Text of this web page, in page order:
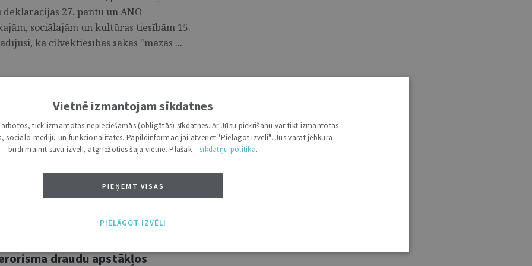
27. pantu un ANO
sociālajām un kultūras tiesībām 15.
ka cilvēktiesības sākas "mazās ...
sporta klubiem
privātie sporta klubi Latvijā saņem
ietvars ir piemērojams šīm attiecībām,
šajā procesā būtu uzlabojams. ...
un pretterorisma stratēģiju
draudu apstākļos
Vietnē izmantojam sīkdatnes
tiek izmantotas nepieciešamās (obligātās) sīkdatnes. Ar Jūsu piekrišanu var tikt izmantotas
sociālo mediju un funkcionalitātes. Papildinformācijai atveriet "Pielāgot izvēli". Jūs varat jebkurā
brīdī mainīt savu izvēli, atgriežoties šajā vietnē. Plašāk – sīkdatņu politikā.
PIEŅEMT VISAS
PIELĀGOT IZVĒLI